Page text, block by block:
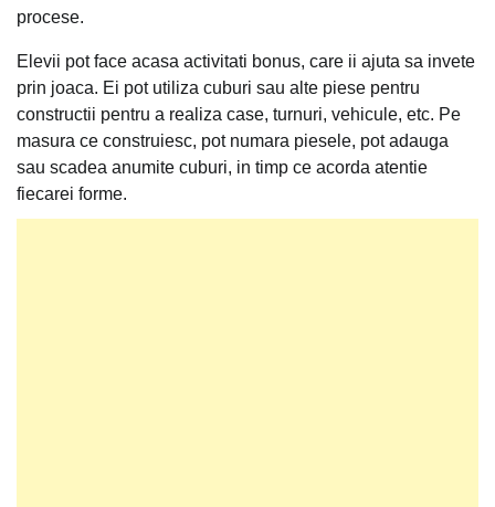
procese.
Elevii pot face acasa activitati bonus, care ii ajuta sa invete
prin joaca. Ei pot utiliza cuburi sau alte piese pentru
constructii pentru a realiza case, turnuri, vehicule, etc. Pe
masura ce construiesc, pot numara piesele, pot adauga
sau scadea anumite cuburi, in timp ce acorda atentie
fiecarei forme.